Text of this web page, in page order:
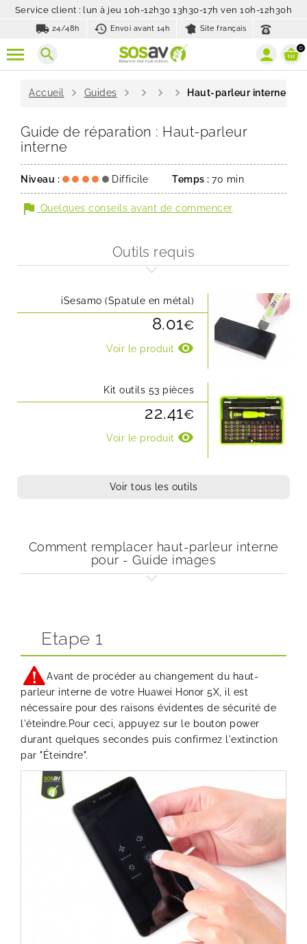
Service client : lun à jeu 10h-12h30 13h30-17h ven 10h-12h30h
local_shipping 24/48h history_toggle_off
Envoi avant 14h Site français
search 0
Accueil chevron_right Guides chevron_right chevron_right chevron_right chevron_right Haut-parleur interne
Guide de réparation : Haut-parleur
interne
Niveau : Difficile Temps : 70 min
flag Quelques conseils avant de commencer
Outils requis
iSesamo (Spatule en métal)
8.01€
Voir le produit visibility
Kit outils 53 pièces
22.41€
Voir le produit visibility
Voir tous les outils
Comment remplacer haut-parleur interne
pour - Guide images
Etape 1
Avant de procéder au changement du haut-
parleur interne de votre Huawei Honor 5X, il est
nécessaire pour des raisons évidentes de sécurité de
l'éteindre.Pour ceci, appuyez sur le bouton power
durant quelques secondes puis confirmez l'extinction
par "Éteindre".